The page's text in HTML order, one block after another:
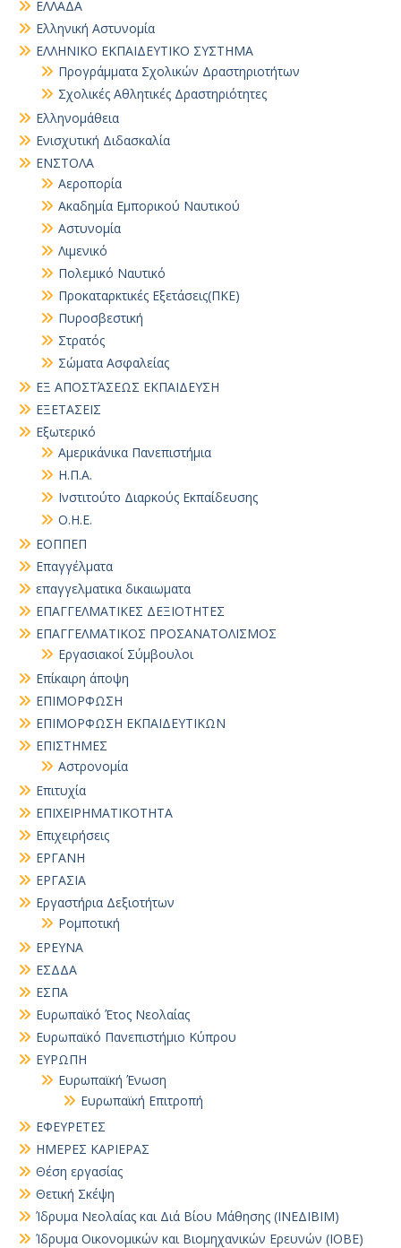
ΕΛΛΑΔΑ
Ελληνική Αστυνομία
ΕΛΛΗΝΙΚΟ ΕΚΠΑΙΔΕΥΤΙΚΟ ΣΥΣΤΗΜΑ
Προγράμματα Σχολικών Δραστηριοτήτων
Σχολικές Αθλητικές Δραστηριότητες
Ελληνομάθεια
Ενισχυτική Διδασκαλία
ΕΝΣΤΟΛΑ
Αεροπορία
Ακαδημία Εμπορικού Ναυτικού
Αστυνομία
Λιμενικό
Πολεμικό Ναυτικό
Προκαταρκτικές Εξετάσεις(ΠΚΕ)
Πυροσβεστική
Στρατός
Σώματα Ασφαλείας
ΕΞ ΑΠΟΣΤΆΣΕΩΣ ΕΚΠΑΙΔΕΥΣΗ
ΕΞΕΤΑΣΕΙΣ
Εξωτερικό
Αμερικάνικα Πανεπιστήμια
Η.Π.Α.
Ινστιτούτο Διαρκούς Εκπαίδευσης
Ο.Η.Ε.
ΕΟΠΠΕΠ
Επαγγέλματα
επαγγελματικα δικαιωματα
ΕΠΑΓΓΕΛΜΑΤΙΚΕΣ ΔΕΞΙΟΤΗΤΕΣ
ΕΠΑΓΓΕΛΜΑΤΙΚΟΣ ΠΡΟΣΑΝΑΤΟΛΙΣΜΟΣ
Εργασιακοί Σύμβουλοι
Επίκαιρη άποψη
ΕΠΙΜΟΡΦΩΣΗ
ΕΠΙΜΟΡΦΩΣΗ ΕΚΠΑΙΔΕΥΤΙΚΩΝ
ΕΠΙΣΤΗΜΕΣ
Αστρονομία
Επιτυχία
ΕΠΙΧΕΙΡΗΜΑΤΙΚΟΤΗΤΑ
Επιχειρήσεις
ΕΡΓΑΝΗ
ΕΡΓΑΣΙΑ
Εργαστήρια Δεξιοτήτων
Ρομποτική
ΕΡΕΥΝΑ
ΕΣΔΔΑ
ΕΣΠΑ
Ευρωπαϊκό Έτος Νεολαίας
Ευρωπαϊκό Πανεπιστήμιο Κύπρου
ΕΥΡΩΠΗ
Ευρωπαϊκή Ένωση
Ευρωπαϊκή Επιτροπή
ΕΦΕΥΡΕΤΕΣ
ΗΜΕΡΕΣ ΚΑΡΙΕΡΑΣ
Θέση εργασίας
Θετική Σκέψη
Ίδρυμα Νεολαίας και Διά Βίου Μάθησης (ΙΝΕΔΙΒΙΜ)
Ίδρυμα Οικονομικών και Βιομηχανικών Ερευνών (ΙΟΒΕ)